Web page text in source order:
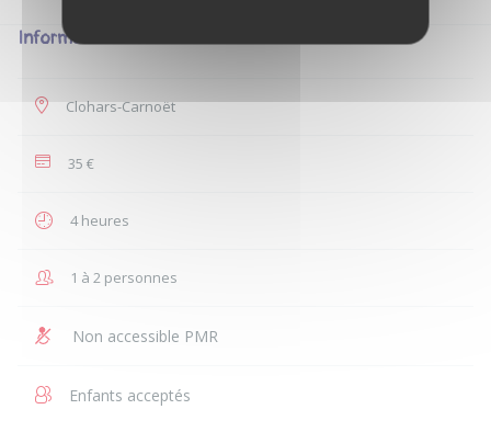
Informations
Clohars-Carnoët
35 €
4 heures
1 à 2 personnes
Non accessible PMR
Enfants acceptés